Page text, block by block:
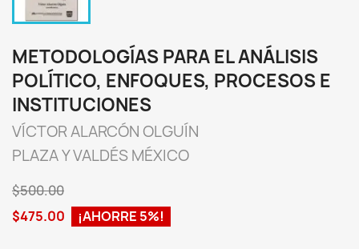
METODOLOGÍAS PARA EL ANÁLISIS
POLÍTICO, ENFOQUES, PROCESOS E
INSTITUCIONES
VÍCTOR ALARCÓN OLGUÍN
PLAZA Y VALDÉS MÉXICO
$500.00
$475.00
¡AHORRE 5%!